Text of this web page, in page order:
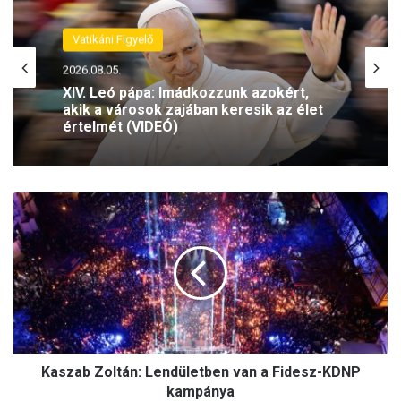
Vatikáni Figyelő
2026.08.05.
XIV. Leó pápa: Imádkozzunk azokért,
akik a városok zajában keresik az élet
értelmét (VIDEÓ)
K
a
s
z
a
b
Z
o
l
Kaszab Zoltán: Lendületben van a Fidesz-KDNP
kampánya